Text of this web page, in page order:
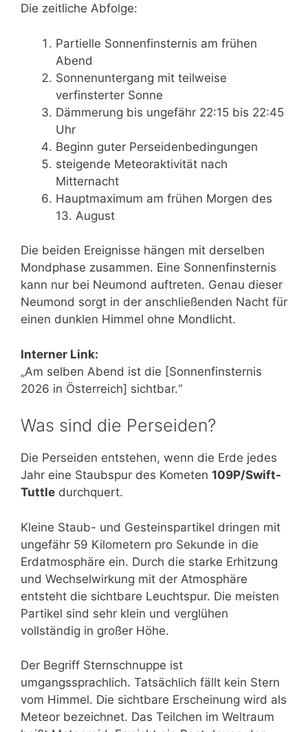
Die zeitliche Abfolge:
Partielle Sonnenfinsternis am frühen
Abend
Sonnenuntergang mit teilweise
verfinsterter Sonne
Dämmerung bis ungefähr 22:15 bis 22:45
Uhr
Beginn guter Perseidenbedingungen
steigende Meteoraktivität nach
Mitternacht
Hauptmaximum am frühen Morgen des
13. August
Die beiden Ereignisse hängen mit derselben
Mondphase zusammen. Eine Sonnenfinsternis
kann nur bei Neumond auftreten. Genau dieser
Neumond sorgt in der anschließenden Nacht für
einen dunklen Himmel ohne Mondlicht.
Interner Link:
„Am selben Abend ist die [Sonnenfinsternis
2026 in Österreich] sichtbar.“
Was sind die Perseiden?
Die Perseiden entstehen, wenn die Erde jedes
Jahr eine Staubspur des Kometen 109P/Swift-
Tuttle durchquert.
Kleine Staub- und Gesteinspartikel dringen mit
ungefähr 59 Kilometern pro Sekunde in die
Erdatmosphäre ein. Durch die starke Erhitzung
und Wechselwirkung mit der Atmosphäre
entsteht die sichtbare Leuchtspur. Die meisten
Partikel sind sehr klein und verglühen
vollständig in großer Höhe.
Der Begriff Sternschnuppe ist
umgangssprachlich. Tatsächlich fällt kein Stern
vom Himmel. Die sichtbare Erscheinung wird als
Meteor bezeichnet. Das Teilchen im Weltraum